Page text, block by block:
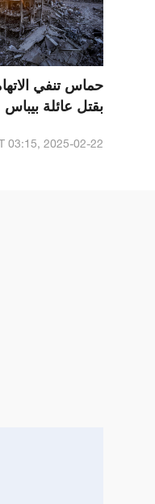
حماس تنفي
بقتل عائلة بيباس
03:15, 2025-02-22